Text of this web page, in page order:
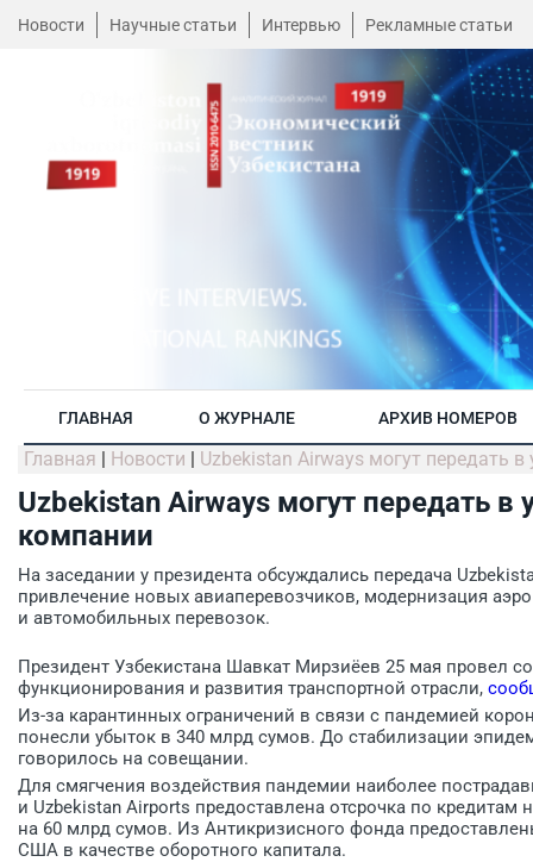
Новости Научные статьи Интервью Рекламные статьи
ГЛАВНАЯ О ЖУРНАЛЕ АРХИВ НОМЕРОВ
Главная | Новости | Uzbekistan Airways могут передать
Uzbekistan Airways могут передать
компании
На заседании у президента обсуждались передача
привлечение новых авиаперевозчиков, модернизация
и автомобильных перевозок.
Президент Узбекистана Шавкат Мирзиёев 25 мая провел
функционирования и развития транспортной отрасли,
Из-за карантинных ограничений в связи с пандемией
понесли убыток в 340 млрд сумов. До стабилизации
говорилось на совещании.
Для смягчения воздействия пандемии наиболее
и Uzbekistan Airports предоставлена отсрочка по
на 60 млрд сумов. Из Антикризисного фонда
США в качестве оборотного капитала.